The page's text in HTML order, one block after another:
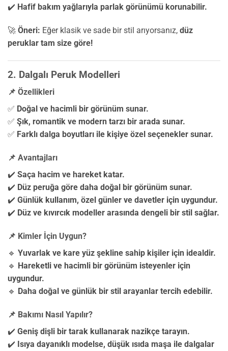
✔️ Hafif bakım yağlarıyla parlak görünümü korunabilir.
🚀 Öneri: Eğer klasik ve sade bir stil arıyorsanız, düz
peruklar tam size göre!
2. Dalgalı Peruk Modelleri
📌 Özellikleri
✅ Doğal ve hacimli bir görünüm sunar.
✅ Şık, romantik ve modern tarzı bir arada sunar.
✅ Farklı dalga boyutları ile kişiye özel seçenekler sunar.
📌 Avantajları
✔️ Saça hacim ve hareket katar.
✔️ Düz peruğa göre daha doğal bir görünüm sunar.
✔️ Günlük kullanım, özel günler ve davetler için uygundur.
✔️ Düz ve kıvırcık modeller arasında dengeli bir stil sağlar.
📌 Kimler İçin Uygun?
🔹 Yuvarlak ve kare yüz şekline sahip kişiler için idealdir.
🔹 Hareketli ve hacimli bir görünüm isteyenler için
uygundur.
🔹 Daha doğal ve günlük bir stil arayanlar tercih edebilir.
📌 Bakımı Nasıl Yapılır?
✔️ Geniş dişli bir tarak kullanarak nazikçe tarayın.
✔️ Isıya dayanıklı modelse, düşük ısıda maşa ile dalgalar